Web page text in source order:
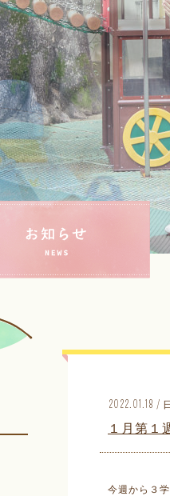
2022.01.18 /
１月第１
今週から３